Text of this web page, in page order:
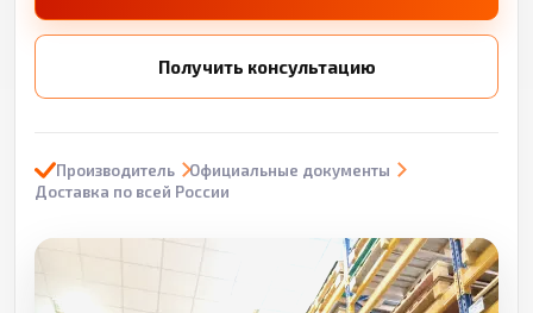
Получить консультацию
Производитель
Официальные документы
Доставка по всей России